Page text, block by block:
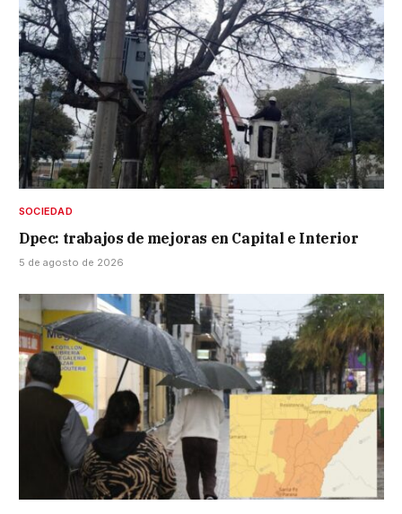
SOCIEDAD
Dpec: trabajos de mejoras en Capital e Interior
5 de agosto de 2026